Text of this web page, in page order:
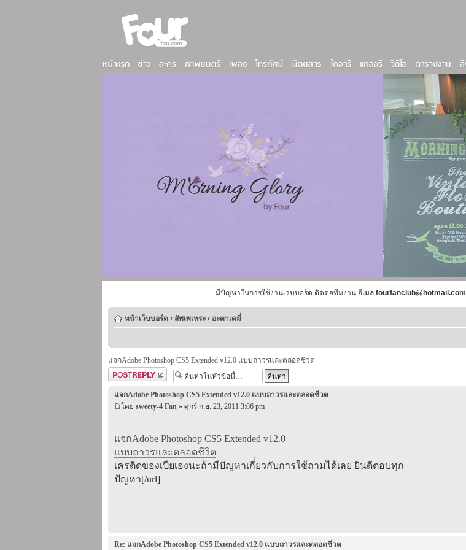
มีปัญหาในการใช้งานเวบบอร์ด ติดต่อทีมงาน อีเมล fourfanclub@hotmail.com
หน้าเว็บบอร์ด ‹ สัพเพเหระ ‹ อะคาเดมี่
แจกAdobe Photoshop CS5 Extended v12.0 แบบถาวรและตลอดชีวต
ตอบกระทู้
แจกAdobe Photoshop CS5 Extended v12.0 แบบถาวรและตลอดชีวต
โดย sweety-4 Fan » ศุกร์ ก.ย. 23, 2011 3:06 pm
แจกAdobe Photoshop CS5 Extended v12.0
แบบถาวรและตลอดชีวิต
เครติดของเปียเองนะถ้ามีปัญหาเกี่่ยวกับการใช้ถามได้เลย ยินดีตอบทุก
ปัญหา[/url]
Re: แจกAdobe Photoshop CS5 Extended v12.0 แบบถาวรและตลอดชีวต